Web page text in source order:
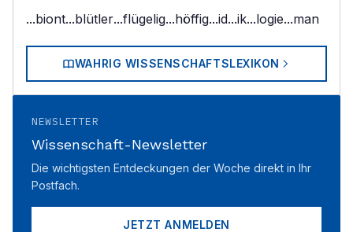
...biont...blütler...flügelig...höffig...id...ik...logie...man
WAHRIG WISSENSCHAFTSLEXIKON
NEWSLETTER
Wissenschaft-Newsletter
Die wichtigsten Entdeckungen der Woche direkt in Ihr
Postfach.
JETZT ANMELDEN